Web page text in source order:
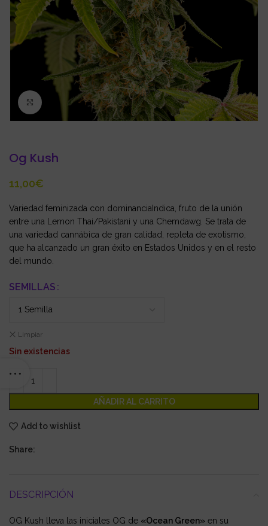
Click to enlarge
Og Kush
€
Variedad feminizada con dominanciaIndica, fruto de la unión
entre una Lemon Thai/Pakistani y una Chemdawg. Se trata de
una variedad cannábica de gran calidad, repleta de exotismo,
que ha alcanzado un gran éxito en Estados Unidos y en el resto
del mundo.
SEMILLAS
Limpiar
Sin existencias
AÑADIR AL CARRITO
Add to wishlist
Share:
DESCRIPCIÓN
OG Kush lleva las iniciales OG de «Ocean Green» en su